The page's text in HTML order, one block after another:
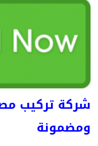
شركة تركيب
ومضمونة